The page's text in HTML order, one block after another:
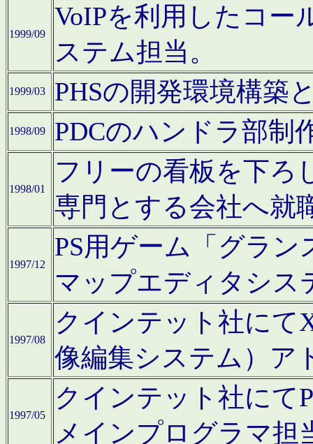
1999/09
VoIPを利用したコー
ステム担当。
1999/03 PHSの開発環境構築
1998/09 PDCのハンドラ部制
1998/01
フリーの看板を下ろ
専門とする会社へ就
1997/12
PS用ゲーム「グラン
マップエディタシス
1997/08
クインテット社にて
像編集システム）ア
1997/05
クインテット社にて
メインプログラマ担